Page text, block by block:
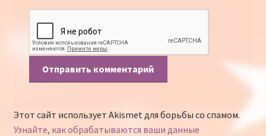
Этот сайт использует Akismet для борьбы со спамом.
Узнайте, как обрабатываются ваши данные